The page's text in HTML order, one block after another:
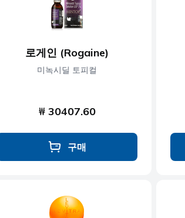
로게인 (Rogaine)
미녹시딜 토피컬
₩ 30407.60
구매